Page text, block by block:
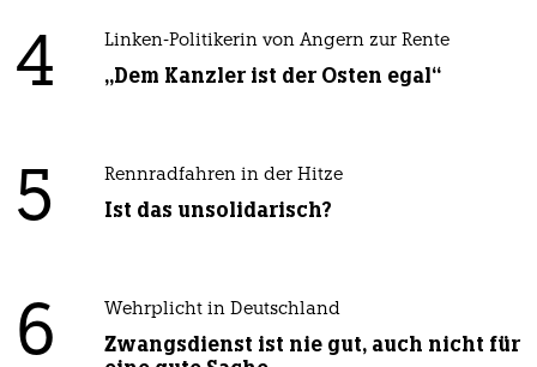
4 Linken-Politikerin von Angern zur Rente
„Dem Kanzler ist der Osten egal“
5 Rennradfahren in der Hitze
Ist das unsolidarisch?
6 Wehrplicht in Deutschland
Zwangsdienst ist nie gut, auch nicht für